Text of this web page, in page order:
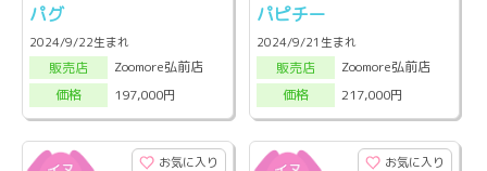
パグ
2024/9/22生まれ
販売店
Zoomore弘前店
価格
197,000円
パピチー
2024/9/21生まれ
販売店
Zoomore弘前店
価格
217,000円
お気に入り お気に入り